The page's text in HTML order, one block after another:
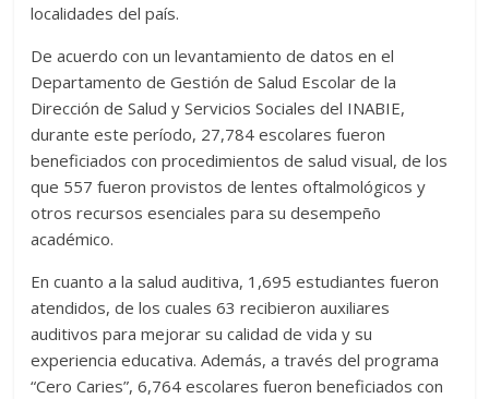
localidades del país.
De acuerdo con un levantamiento de datos en el
Departamento de Gestión de Salud Escolar de la
Dirección de Salud y Servicios Sociales del INABIE,
durante este período, 27,784 escolares fueron
beneficiados con procedimientos de salud visual, de los
que 557 fueron provistos de lentes oftalmológicos y
otros recursos esenciales para su desempeño
académico.
En cuanto a la salud auditiva, 1,695 estudiantes fueron
atendidos, de los cuales 63 recibieron auxiliares
auditivos para mejorar su calidad de vida y su
experiencia educativa. Además, a través del programa
“Cero Caries”, 6,764 escolares fueron beneficiados con